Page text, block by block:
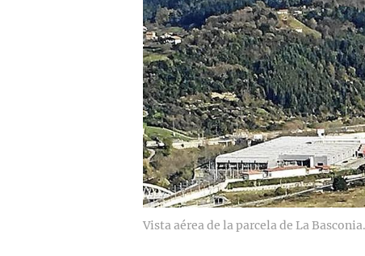
Vista aérea de la parcela de La Basconia.